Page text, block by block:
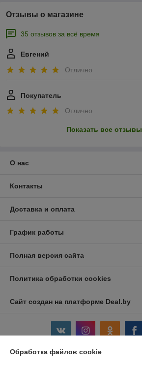
Отзывы о магазине
35 отзывов за всё время
Евгений
Отлично
Покупатель
Отлично
Показать все отзывы
О нас
Контакты
Доставка и оплата
График работы
Полная версия сайта
Политика обработки cookies
Сайт создан на платформе Deal.by
Обработка файлов cookie